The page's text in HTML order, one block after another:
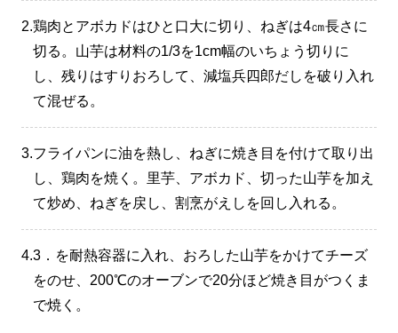
2.鶏肉とアボカドはひと口大に切り、ねぎは4㎝長さに
切る。山芋は材料の1/3を1cm幅のいちょう切りに
し、残りはすりおろして、減塩兵四郎だしを破り入れ
て混ぜる。
3.フライパンに油を熱し、ねぎに焼き目を付けて取り出
し、鶏肉を焼く。里芋、アボカド、切った山芋を加え
て炒め、ねぎを戻し、割烹がえしを回し入れる。
4.3．を耐熱容器に入れ、おろした山芋をかけてチーズ
をのせ、200℃のオーブンで20分ほど焼き目がつくま
で焼く。